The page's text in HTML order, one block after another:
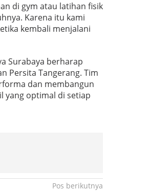
di gym atau latihan fisik
Karena itu kami
kembali menjalani
Surabaya berharap
Persita Tangerang. Tim
dan membangun
yang optimal di setiap
Pos berikutnya